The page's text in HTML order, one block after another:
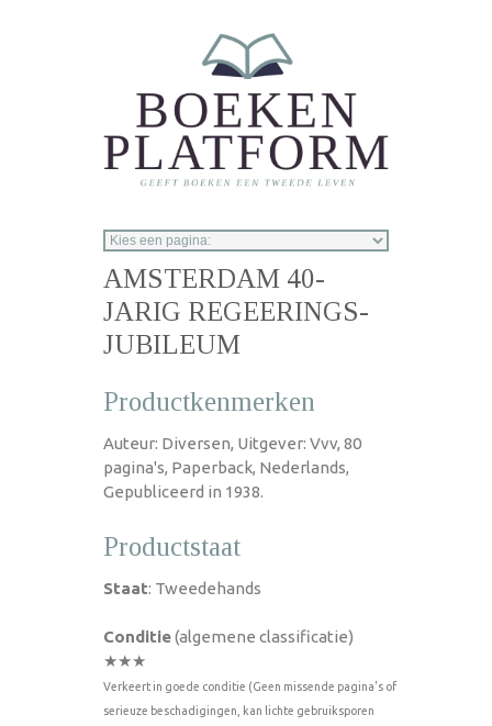
AMSTERDAM 40-
JARIG REGEERINGS-
JUBILEUM
Productkenmerken
Auteur: Diversen, Uitgever: Vvv, 80
pagina's, Paperback, Nederlands,
Gepubliceerd in 1938.
Productstaat
Staat: Tweedehands
Conditie(algemene classificatie)
★★★
Verkeert in goede conditie (Geen missende pagina's of
serieuze beschadigingen, kan lichte gebruiksporen